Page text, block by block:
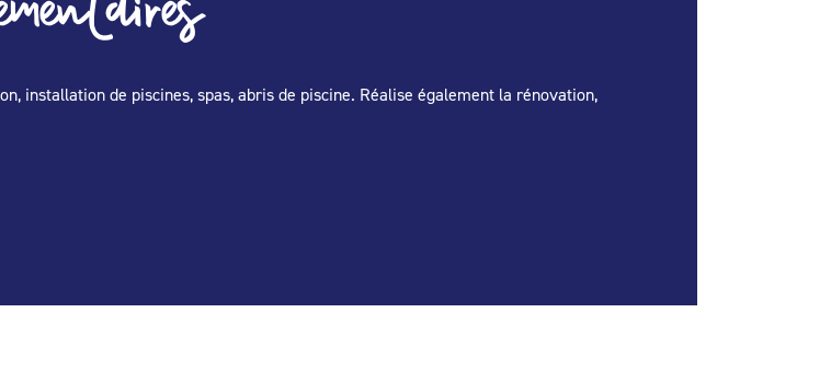
installation de piscines, spas, abris de piscine. Réalise également la rénovation,